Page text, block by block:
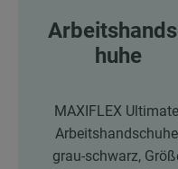
huhe
MAXIFLEX
grau-schwarz,